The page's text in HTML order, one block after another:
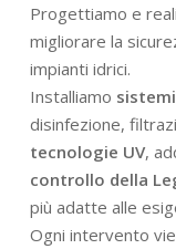
Progettiamo e
migliorare la
impianti idrici.
Installiamo
disinfezione,
tecnologie UV,
controllo della
più adatte alle
Ogni intervento